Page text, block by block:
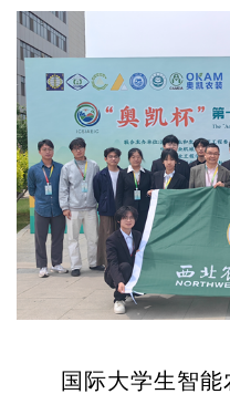
国际大学生智